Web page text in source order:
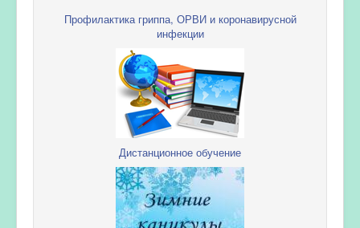
Профилактика гриппа, ОРВИ и коронавирусной
инфекции
Дистанционное обучение